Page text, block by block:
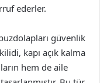
ederler.
güvenlik
kapı açık kalma
hem de aile